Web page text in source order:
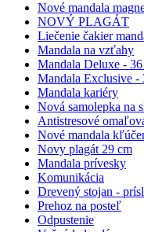
Nové mandala
NOVÝ PLAGÁT
Liečenie čakier
Mandala na vzťahy
Mandala Deluxe -
Mandala Exclusive -
Mandala kariéry
Nová samolepka na
Antistresové
Nové mandala
Novy plagát 29 cm
Mandala prívesky
Komunikácia
Drevený stojan -
Prehoz na posteľ
Odpustenie